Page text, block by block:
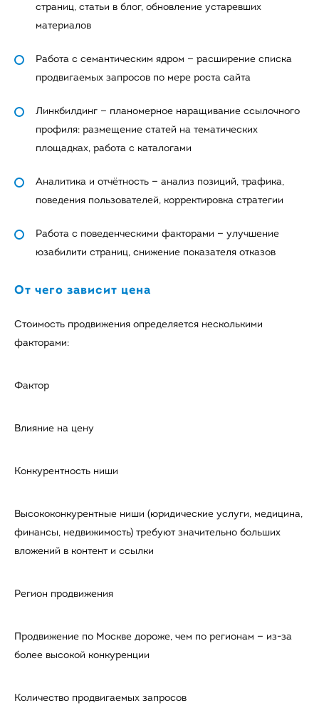
страниц, статьи в блог, обновление устаревших
материалов
Работа с семантическим ядром — расширение списка
продвигаемых запросов по мере роста сайта
Линкбилдинг — планомерное наращивание ссылочного
профиля: размещение статей на тематических
площадках, работа с каталогами
Аналитика и отчётность — анализ позиций, трафика,
поведения пользователей, корректировка стратегии
Работа с поведенческими факторами — улучшение
юзабилити страниц, снижение показателя отказов
От чего зависит цена
Стоимость продвижения определяется несколькими
факторами:
Фактор
Влияние на цену
Конкурентность ниши
Высококонкурентные ниши (юридические услуги, медицина,
финансы, недвижимость) требуют значительно больших
вложений в контент и ссылки
Регион продвижения
Продвижение по Москве дороже, чем по регионам — из-за
более высокой конкуренции
Количество продвигаемых запросов